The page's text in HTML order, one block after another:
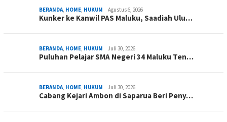
BERANDA, HOME, HUKUM Agustus 6, 2026
Kunker ke Kanwil PAS Maluku, Saadiah Ulu…
BERANDA, HOME, HUKUM Juli 30, 2026
Puluhan Pelajar SMA Negeri 34 Maluku Ten…
BERANDA, HOME, HUKUM Juli 30, 2026
Cabang Kejari Ambon di Saparua Beri Peny…